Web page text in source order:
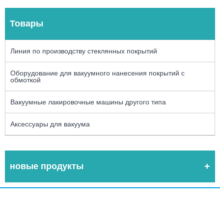
Товары
Линия по производству стеклянных покрытий
Оборудование для вакуумного нанесения покрытий с
обмоткой
Вакуумные лакировочные машины другого типа
Аксессуары для вакуума
новые продукты